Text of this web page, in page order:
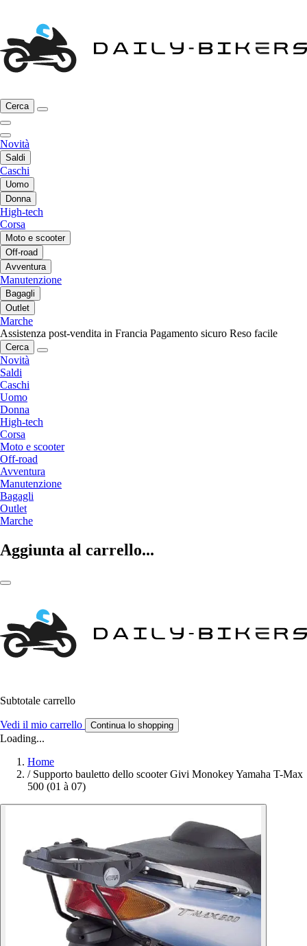
Cerca
Novità
Saldi
Caschi
Uomo
Donna
High-tech
Corsa
Moto e scooter
Off-road
Avventura
Manutenzione
Bagagli
Outlet
Marche
Assistenza post-vendita in Francia Pagamento sicuro Reso facile
Cerca
Novità
Saldi
Caschi
Uomo
Donna
High-tech
Corsa
Moto e scooter
Off-road
Avventura
Manutenzione
Bagagli
Outlet
Marche
Aggiunta al carrello...
Subtotale carrello
Vedi il mio carrello Continua lo shopping
Loading...
Home
/ Supporto bauletto dello scooter Givi Monokey Yamaha T-Max
500 (01 à 07)